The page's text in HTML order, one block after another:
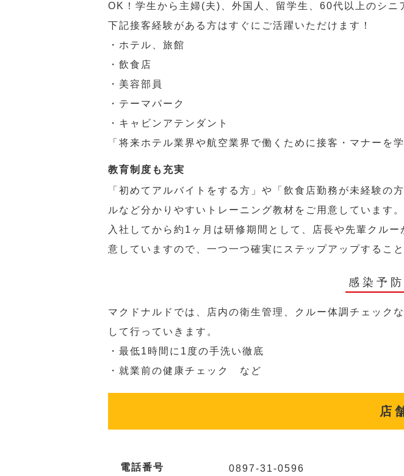
OK！学生から主婦(夫)、外国人、留学生、60代以上のシニ
下記接客経験がある方はすぐにご活躍いただけます！
・ホテル、旅館
・飲食店
・美容部員
・テーマパーク
・キャビンアテンダント
「将来ホテル業界や航空業界で働くために接客・マナーを
教育制度も充実
「初めてアルバイトをする方」や「飲食店勤務が未経験
ルなど分かりやすいトレーニング教材をご用意しています。
入社してから約1ヶ月は研修期間として、店長や先輩クル
意していますので、一つ一つ確実にステップアップすること
感染予
マクドナルドでは、店内の衛生管理、クルー体調チェック
して行っていきます。
・最低1時間に1度の手洗い徹底
・就業前の健康チェック など
店
電話番号 0897-31-0596